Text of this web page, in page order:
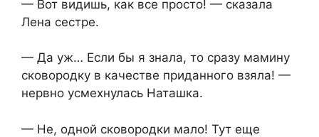
— Вот видишь, как все просто! — сказала
Лена сестре.
— Да уж… Если бы я знала, то сразу мамину
сковородку в качестве приданного взяла! —
нервно усмехнулась Наташка.
— Не, одной сковородки мало! Тут еще